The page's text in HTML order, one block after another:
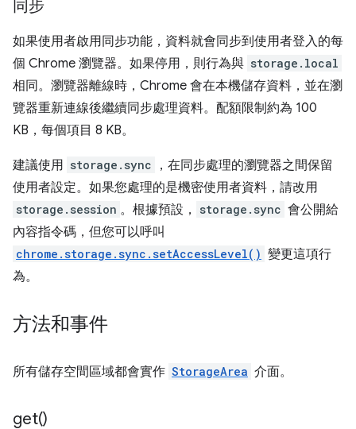
同步
如果使用者啟用同步功能，資料就會同步到使用者登入的每
個 Chrome 瀏覽器。如果停用，則行為與 storage.local
相同。瀏覽器離線時，Chrome 會在本機儲存資料，並在瀏
覽器重新連線後繼續同步處理資料。配額限制約為 100
KB，每個項目 8 KB。
建議使用 storage.sync
，在同步處理的瀏覽器之間保留
使用者設定。如果您處理的是機密使用者資料，請改用
storage.session 。根據預設， storage.sync 會公開給
內容指令碼，但您可以呼叫
chrome.storage.sync.setAccessLevel() 變更這項行
為。
方法和事件
所有儲存空間區域都會實作 StorageArea 介面。
get()